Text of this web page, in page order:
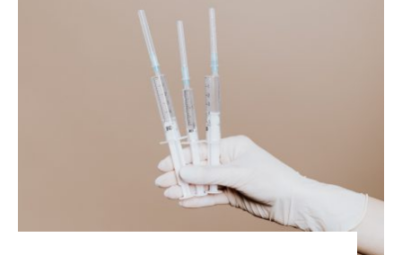
MAGYARORSZÁGON